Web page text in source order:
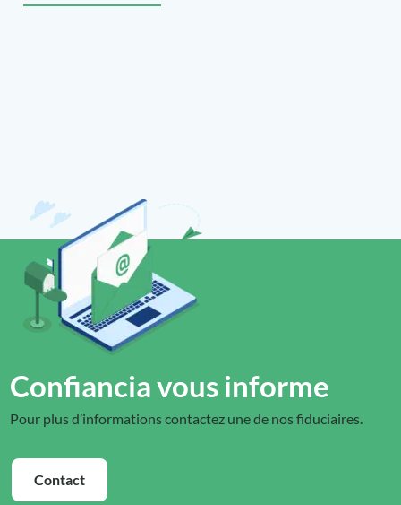
Confiancia vous informe
Pour plus d’informations contactez une de nos fiduciaires.
Contact